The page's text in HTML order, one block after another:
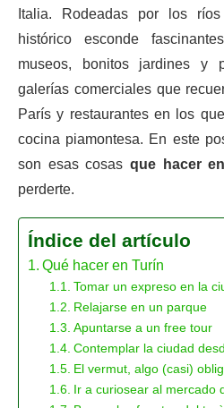
Italia. Rodeadas por los
histórico esconde
museos, bonitos jardines y
galerías comerciales que
París y restaurantes en los
cocina piamontesa. En este
son esas cosas que hacer
perderte.
Índice del artículo
Qué hacer en Turín
Tomar un expreso en la
Relajarse en un parque
Apuntarse a un free tour
Contemplar la ciudad
El vermut, algo (casi)
Ir a curiosear al mercado